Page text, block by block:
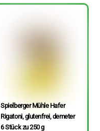
Spielberger Mühle Hafer
Rigatoni, glutenfrei, demeter
6 Stück zu 250 g